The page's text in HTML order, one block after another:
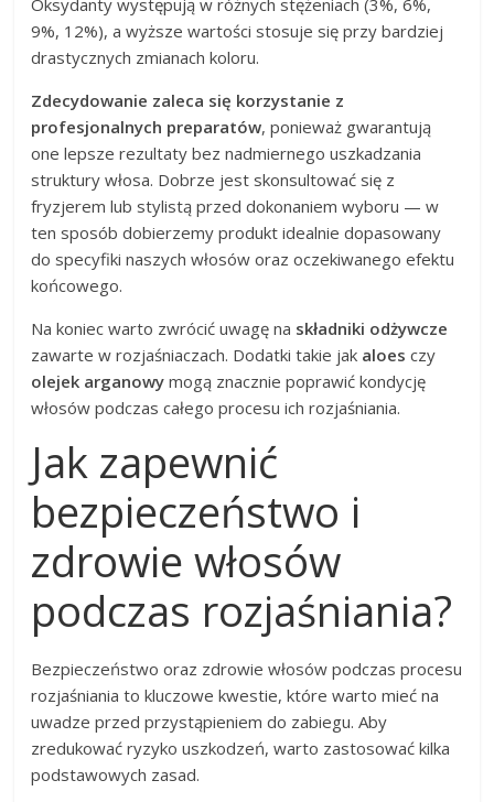
Oksydanty występują w różnych stężeniach (3%, 6%,
9%, 12%), a wyższe wartości stosuje się przy bardziej
drastycznych zmianach koloru.
Zdecydowanie zaleca się korzystanie z
profesjonalnych preparatów, ponieważ gwarantują
one lepsze rezultaty bez nadmiernego uszkadzania
struktury włosa. Dobrze jest skonsultować się z
fryzjerem lub stylistą przed dokonaniem wyboru — w
ten sposób dobierzemy produkt idealnie dopasowany
do specyfiki naszych włosów oraz oczekiwanego efektu
końcowego.
Na koniec warto zwrócić uwagę na składniki odżywcze
zawarte w rozjaśniaczach. Dodatki takie jak aloes czy
olejek arganowy mogą znacznie poprawić kondycję
włosów podczas całego procesu ich rozjaśniania.
Jak zapewnić
bezpieczeństwo i
zdrowie włosów
podczas rozjaśniania?
Bezpieczeństwo oraz zdrowie włosów podczas procesu
rozjaśniania to kluczowe kwestie, które warto mieć na
uwadze przed przystąpieniem do zabiegu. Aby
zredukować ryzyko uszkodzeń, warto zastosować kilka
podstawowych zasad.